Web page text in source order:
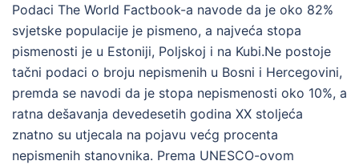
Podaci The World Factbook-a navode da je oko 82%
svjetske populacije je pismeno, a najveća stopa
pismenosti je u Estoniji, Poljskoj i na Kubi.Ne postoje
tačni podaci o broju nepismenih u Bosni i Hercegovini,
premda se navodi da je stopa nepismenosti oko 10%, a
ratna dešavanja devedesetih godina XX stoljeća
znatno su utjecala na pojavu većg procenta
nepismenih stanovnika. Prema UNESCO-ovom